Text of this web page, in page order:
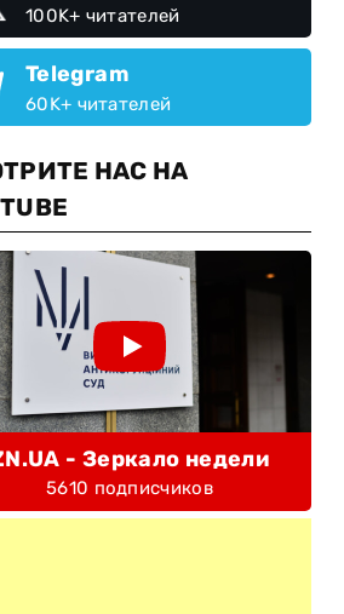
100K+ читателей
Telegram
60K+ читателей
НАС НА
- Зеркало недели
5610 подписчиков